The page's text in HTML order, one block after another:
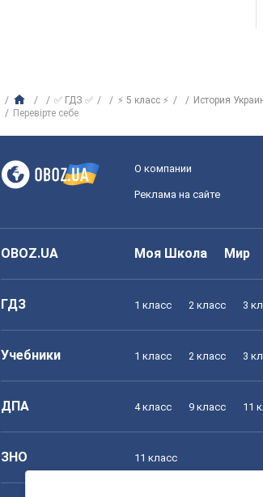
✅ ГДЗ ✅ ⚡ 5 класс ⚡ История
Перевірте себе
О компании
Реклама на сайте
OBOZ.UA Моя Школа Мир
ГДЗ 1 класс 2 класс 3
Учебники 1 класс 2 класс 3
ДПА 4 класс 9 класс 11
ЗНО 11 класс